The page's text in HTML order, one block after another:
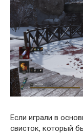
Если играли в
свисток, который